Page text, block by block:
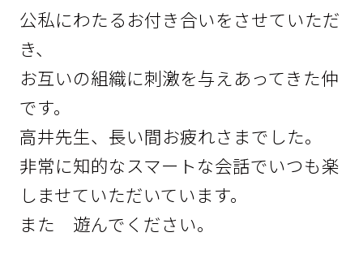
公私にわたるお付き合いをさせていただ
き、
お互いの組織に刺激を与えあってきた仲
です。
高井先生、長い間お疲れさまでした。
非常に知的なスマートな会話でいつも楽
しませていただいています。
また 遊んでください。